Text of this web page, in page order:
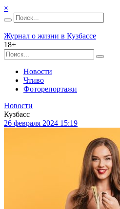
×
Журнал о жизни в Кузбассе
18+
Новости
Чтиво
Фоторепортажи
Новости
Кузбасс
26 февраля 2024 15:19